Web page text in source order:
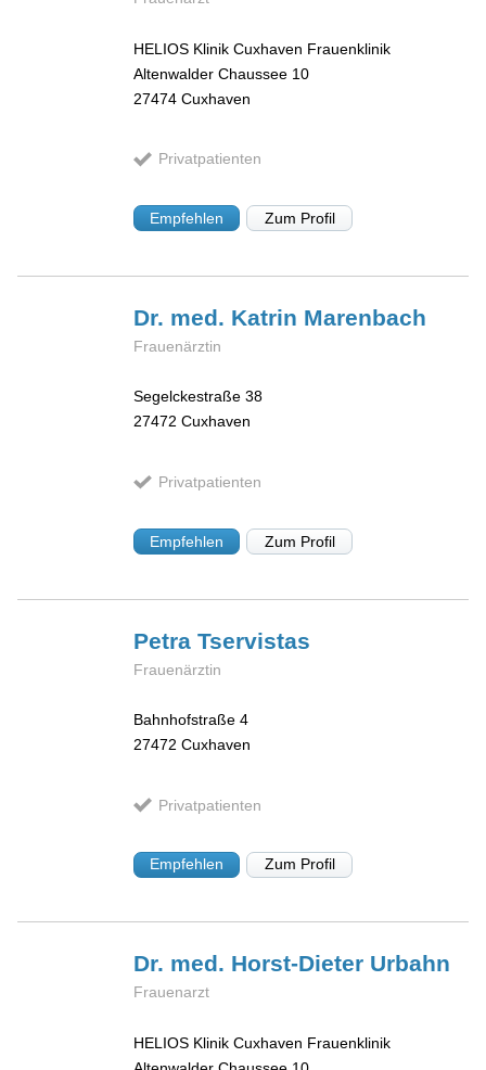
HELIOS Klinik Cuxhaven Frauenklinik
Altenwalder Chaussee 10
27474 Cuxhaven
Privatpatienten
Empfehlen Zum Profil
Dr. med. Katrin Marenbach
Frauenärztin
Segelckestraße 38
27472 Cuxhaven
Privatpatienten
Empfehlen Zum Profil
PetraTservistas
Frauenärztin
Bahnhofstraße 4
27472 Cuxhaven
Privatpatienten
Empfehlen Zum Profil
Dr. med. Horst-Dieter Urbahn
Frauenarzt
HELIOS Klinik Cuxhaven Frauenklinik